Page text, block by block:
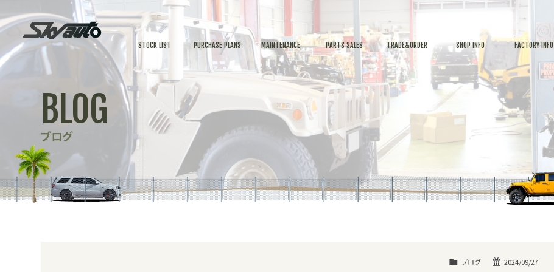
STOCK LIST PURCHASE PLANS MAINTENANCE PARTS SALES TRADE&ORDER SHOP INFO FACTORY INFO
BLOG
ブログ
2024/09/27
ブログ